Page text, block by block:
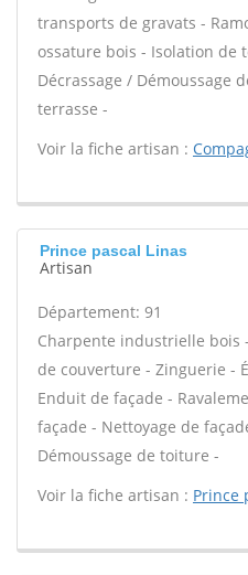
transports de gravats -
ossature bois - Isolation de
Décrassage / Démoussage
terrasse -
Voir la fiche artisan :
Prince pascal Linas
Artisan
Département: 91
Charpente industrielle bois
de couverture - Zinguerie -
Enduit de façade -
façade - Nettoyage de
Démoussage de toiture -
Voir la fiche artisan : Prince